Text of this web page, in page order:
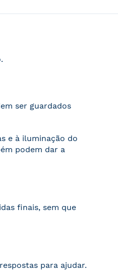
ser guardados
e à iluminação do
podem dar a
finais, sem que
para ajudar.